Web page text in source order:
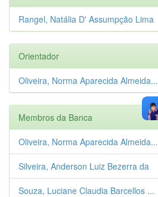
Rangel, Natália D' Assumpção Lima
Orientador
Oliveira, Norma Aparecida Almeida...
Membros da Banca
Oliveira, Norma Aparecida Almeida...
Silveira, Anderson Luiz Bezerra da
Souza, Luciane Claudia Barcellos ...